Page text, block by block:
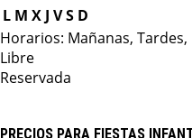
L M XJ VS D
Horarios: Mañanas, Tardes,
Libre
Reservada
PRECIOS PARA FIESTAS